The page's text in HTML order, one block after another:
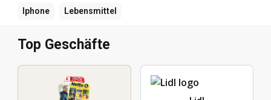
Iphone Lebensmittel
Top Geschäfte